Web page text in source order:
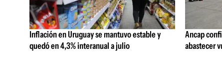
Inflación en Uruguay se mantuvo estable y
quedó en 4,3% interanual a julio
Ancap
abastecer